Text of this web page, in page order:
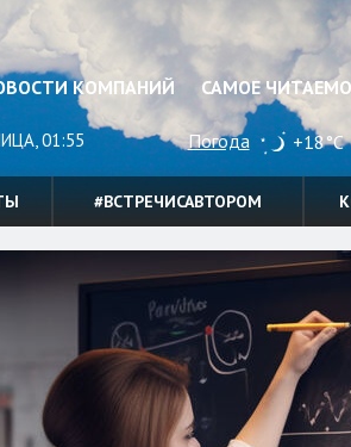
КОМПАНИЙ САМОЕ
01:55 Погода +18°C
#ВСТРЕЧИСАВТОРОМ